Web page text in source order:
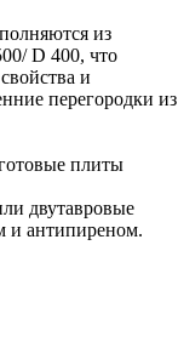
из
D 400, что
и
перегородки из
плиты
двутавровые
и антипиреном.